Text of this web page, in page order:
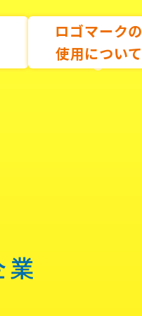
ロゴマークの
使用について